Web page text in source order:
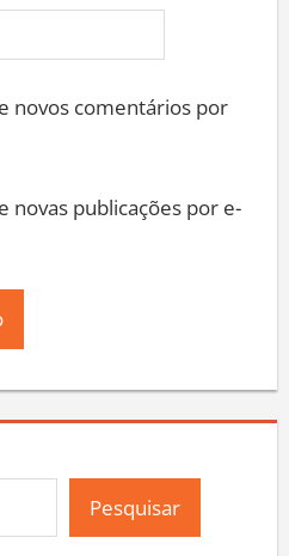
novos comentários por
novas publicações por e-
Pesquisar